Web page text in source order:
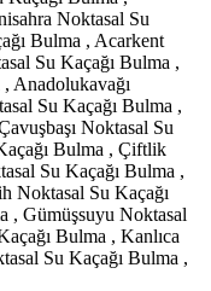
Noktasal Su
Bulma , Acarkent
Su Kaçağı Bulma ,
Anadolukavağı
Su Kaçağı Bulma ,
Noktasal Su
Bulma , Çiftlik
Su Kaçağı Bulma ,
Noktasal Su Kaçağı
, Gümüşsuyu Noktasal
Bulma , Kanlıca
Su Kaçağı Bulma ,